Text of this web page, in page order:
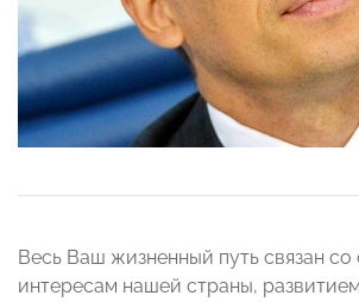
Весь Ваш жизненный путь связан
интересам нашей страны,